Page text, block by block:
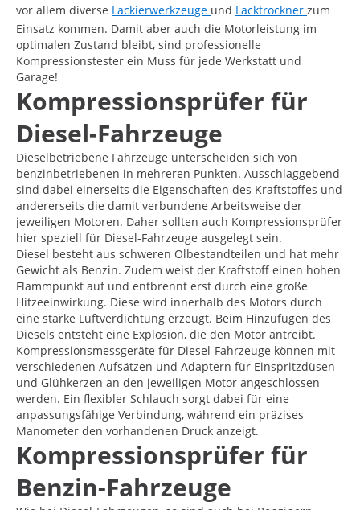
vor allem diverse Lackierwerkzeuge und Lacktrockner zum
Einsatz kommen. Damit aber auch die Motorleistung im
optimalen Zustand bleibt, sind professionelle
Kompressionstester ein Muss für jede Werkstatt und
Garage!
Kompressionsprüfer für
Diesel-Fahrzeuge
Dieselbetriebene Fahrzeuge unterscheiden sich von
benzinbetriebenen in mehreren Punkten. Ausschlaggebend
sind dabei einerseits die Eigenschaften des Kraftstoffes und
andererseits die damit verbundene Arbeitsweise der
jeweiligen Motoren. Daher sollten auch Kompressionsprüfer
hier speziell für Diesel-Fahrzeuge ausgelegt sein.
Diesel besteht aus schweren Ölbestandteilen und hat mehr
Gewicht als Benzin. Zudem weist der Kraftstoff einen hohen
Flammpunkt auf und entbrennt erst durch eine große
Hitzeeinwirkung. Diese wird innerhalb des Motors durch
eine starke Luftverdichtung erzeugt. Beim Hinzufügen des
Diesels entsteht eine Explosion, die den Motor antreibt.
Kompressionsmessgeräte für Diesel-Fahrzeuge können mit
verschiedenen Aufsätzen und Adaptern für Einspritzdüsen
und Glühkerzen an den jeweiligen Motor angeschlossen
werden. Ein flexibler Schlauch sorgt dabei für eine
anpassungsfähige Verbindung, während ein präzises
Manometer den vorhandenen Druck anzeigt.
Kompressionsprüfer für
Benzin-Fahrzeuge